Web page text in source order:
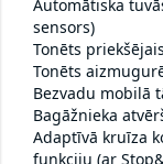
Automātiska
sensors)
Tonēts
Tonēts
Bezvadu mobilā
Bagāžnieka
Adaptīvā kruīza
funkciju (ar